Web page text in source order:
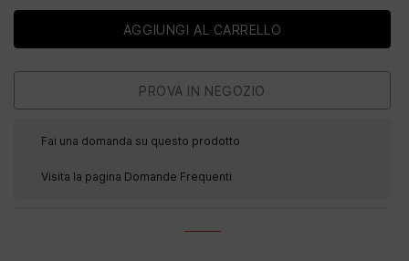
Fai una domanda su questo prodotto
Visita la pagina Domande Frequenti